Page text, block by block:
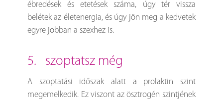
ébredések és etetések száma, úgy tér vissza
belétek az életenergia, és úgy jön meg a kedvetek
egyre jobban a szexhez is.
5. szoptatsz még
A szoptatási időszak alatt a prolaktin szint
megemelkedik. Ez viszont az ösztrogén szintjének